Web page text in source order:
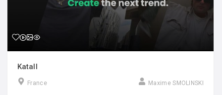
Katall
France Maxime SMOLINSKI